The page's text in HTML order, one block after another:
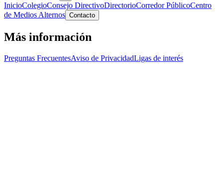
InicioColegioConsejo DirectivoDirectorioCorredor PúblicoCentro
de Medios Alternos Contacto
Más información
Preguntas FrecuentesAviso de PrivacidadLigas de interés